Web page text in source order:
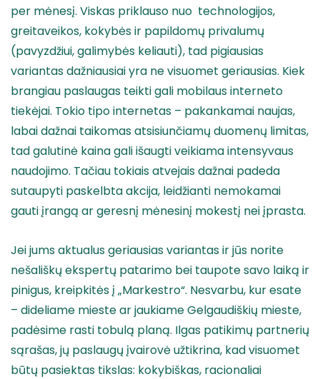
per mėnesį. Viskas priklauso nuo technologijos,
greitaveikos, kokybės ir papildomų privalumų
(pavyzdžiui, galimybės keliauti), tad pigiausias
variantas dažniausiai yra ne visuomet geriausias. Kiek
brangiau paslaugas teikti gali mobilaus interneto
tiekėjai. Tokio tipo internetas – pakankamai naujas,
labai dažnai taikomas atsisiunčiamų duomenų limitas,
tad galutinė kaina gali išaugti veikiama intensyvaus
naudojimo. Tačiau tokiais atvejais dažnai padeda
sutaupyti paskelbta akcija, leidžianti nemokamai
gauti įrangą ar geresnį mėnesinį mokestį nei įprasta.
Jei jums aktualus geriausias variantas ir jūs norite
nešališkų ekspertų patarimo bei taupote savo laiką ir
pinigus, kreipkitės į „Markestro“. Nesvarbu, kur esate
– dideliame mieste ar jaukiame Gelgaudiškių mieste,
padėsime rasti tobulą planą. Ilgas patikimų partnerių
sąrašas, jų paslaugų įvairovė užtikrina, kad visuomet
būtų pasiektas tikslas: kokybiškas, racionaliai